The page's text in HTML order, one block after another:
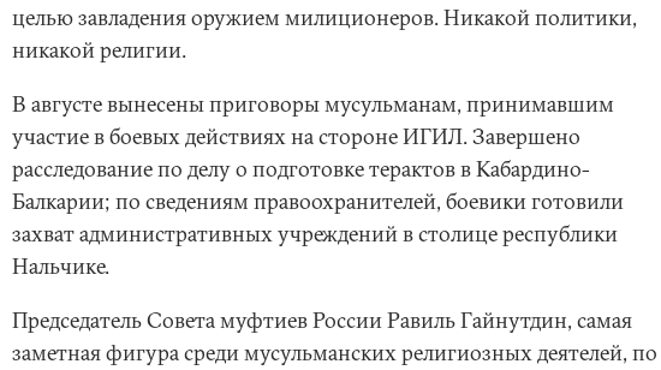
целью завладения оружием милиционеров. Никакой политики,
никакой религии.
В августе вынесены приговоры мусульманам, принимавшим
участие в боевых действиях на стороне ИГИЛ. Завершено
расследование по делу о подготовке терактов в Кабардино-
Балкарии; по сведениям правоохранителей, боевики готовили
захват административных учреждений в столице республики
Нальчике.
Председатель Совета муфтиев России Равиль Гайнутдин, самая
заметная фигура среди мусульманских религиозных деятелей, по